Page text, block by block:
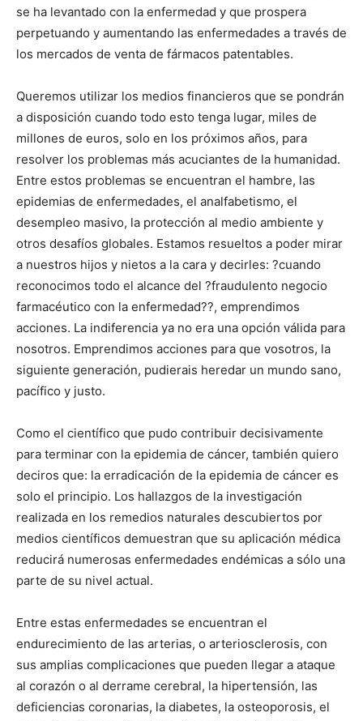
se ha levantado con la enfermedad y que prospera
perpetuando y aumentando las enfermedades a través de
los mercados de venta de fármacos patentables.
Queremos utilizar los medios financieros que se pondrán
a disposición cuando todo esto tenga lugar, miles de
millones de euros, solo en los próximos años, para
resolver los problemas más acuciantes de la humanidad.
Entre estos problemas se encuentran el hambre, las
epidemias de enfermedades, el analfabetismo, el
desempleo masivo, la protección al medio ambiente y
otros desafíos globales. Estamos resueltos a poder mirar
a nuestros hijos y nietos a la cara y decirles: ?cuando
reconocimos todo el alcance del ?fraudulento negocio
farmacéutico con la enfermedad??, emprendimos
acciones. La indiferencia ya no era una opción válida para
nosotros. Emprendimos acciones para que vosotros, la
siguiente generación, pudierais heredar un mundo sano,
pacífico y justo.
Como el científico que pudo contribuir decisivamente
para terminar con la epidemia de cáncer, también quiero
deciros que: la erradicación de la epidemia de cáncer es
solo el principio. Los hallazgos de la investigación
realizada en los remedios naturales descubiertos por
medios científicos demuestran que su aplicación médica
reducirá numerosas enfermedades endémicas a sólo una
parte de su nivel actual.
Entre estas enfermedades se encuentran el
endurecimiento de las arterias, o arteriosclerosis, con
sus amplias complicaciones que pueden llegar a ataque
al corazón o al derrame cerebral, la hipertensión, las
deficiencias coronarias, la diabetes, la osteoporosis, el